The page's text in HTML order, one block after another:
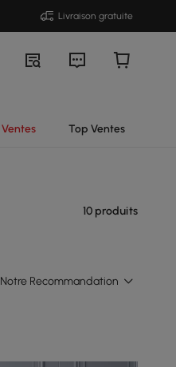
Livraison gratuite
Ventes Top Ventes
10 produits
Notre Recommandation